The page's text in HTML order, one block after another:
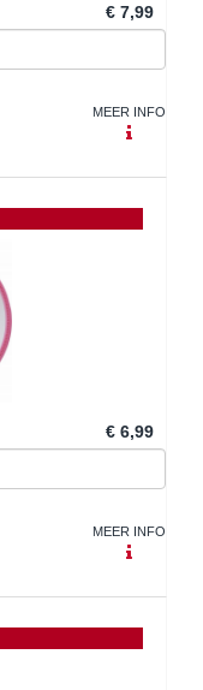
€ 7,99
MEER INFO
€ 6,99
MEER INFO